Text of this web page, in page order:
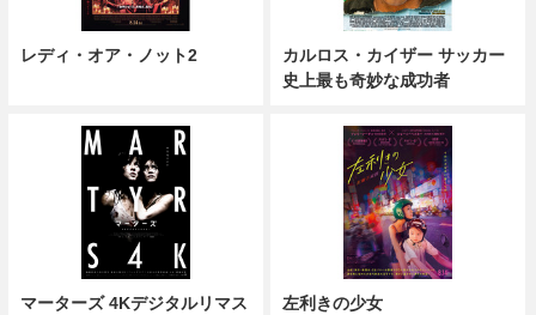
レディ・オア・ノット2
カルロス・カイザー サッカー
史上最も奇妙な成功者
マーターズ 4Kデジタルリマス
左利きの少女